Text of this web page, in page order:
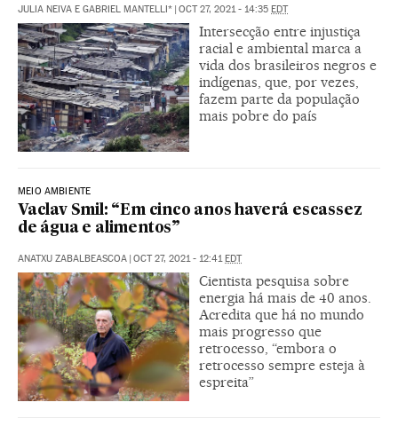
JULIA NEIVA E GABRIEL MANTELLI* | OCT 27, 2021 - 14:35 EDT
Intersecção entre injustiça
racial e ambiental marca a
vida dos brasileiros negros e
indígenas, que, por vezes,
fazem parte da população
mais pobre do país
MEIO AMBIENTE
Vaclav Smil: “Em cinco anos haverá escassez
de água e alimentos”
ANATXU ZABALBEASCOA | OCT 27, 2021 - 12:41EDT
Cientista pesquisa sobre
energia há mais de 40 anos.
Acredita que há no mundo
mais progresso que
retrocesso, “embora o
retrocesso sempre esteja à
espreita”